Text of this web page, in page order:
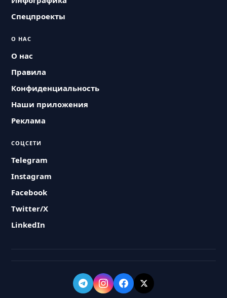
Спецпроекты
О НАС
О нас
Правила
Конфиденциальность
Наши приложения
Реклама
СОЦСЕТИ
Telegram
Instagram
Facebook
Twitter/X
LinkedIn